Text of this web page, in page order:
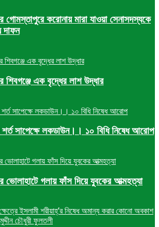
গোমস্তাপুরে করোনায় মারা যাওয়া সেনাসদস্যকে
দাফন
শিবগঞ্জে এক বৃদ্ধের লাশ উদ্ধার
শর্ত সাপেক্ষে লকডাউন।। ১০ বিধি নিষেধ আরোপ
ভোলাহাটে গলায় ফাঁস দিয়ে যুবকের আত্মহত্যা